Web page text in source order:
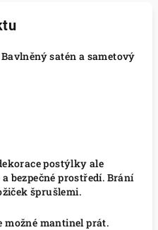
satén a sametový
postýlky ale
bezpečné prostředí. Brání
šprušlemi.
možné mantinel prát.